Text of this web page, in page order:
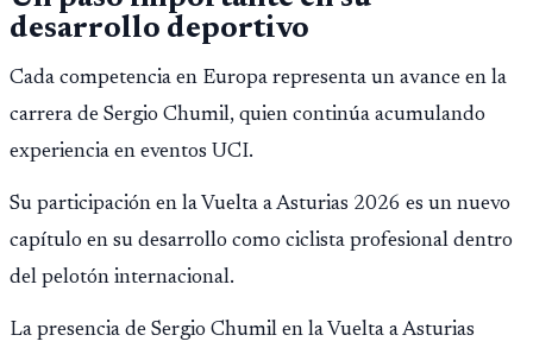
desarrollo deportivo
Cada competencia en Europa representa un avance en la
carrera de Sergio Chumil, quien continúa acumulando
experiencia en eventos UCI.
Su participación en la Vuelta a Asturias 2026 es un nuevo
capítulo en su desarrollo como ciclista profesional dentro
del pelotón internacional.
La presencia de Sergio Chumil en la Vuelta a Asturias